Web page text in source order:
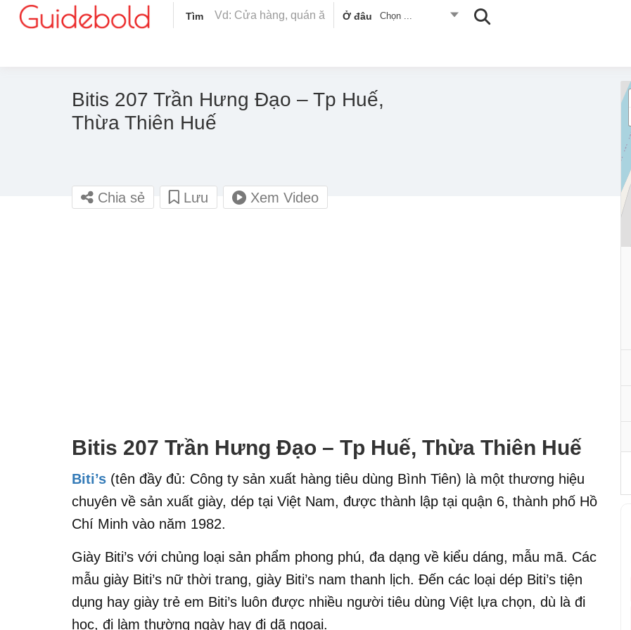
Tìm Ở đâu Chọn ...
Bitis 207 Trần Hưng Đạo – Tp Huế,
Thừa Thiên Huế
Chia sẻ Lưu Xem Video
Bitis 207 Trần Hưng Đạo – Tp Huế, Thừa Thiên Huế
Biti’s (tên đầy đủ: Công ty sản xuất hàng tiêu dùng Bình Tiên) là một thương hiệu
chuyên về sản xuất giày, dép tại Việt Nam, được thành lập tại quận 6, thành phố Hồ
Chí Minh vào năm 1982.
Giày Biti’s với chủng loại sản phẩm phong phú, đa dạng về kiểu dáng, mẫu mã. Các
mẫu giày Biti’s nữ thời trang, giày Biti’s nam thanh lịch. Đến các loại dép Biti’s tiện
dụng hay giày trẻ em Biti’s luôn được nhiều người tiêu dùng Việt lựa chọn, dù là đi
học, đi làm thường ngày hay đi dã ngoại.